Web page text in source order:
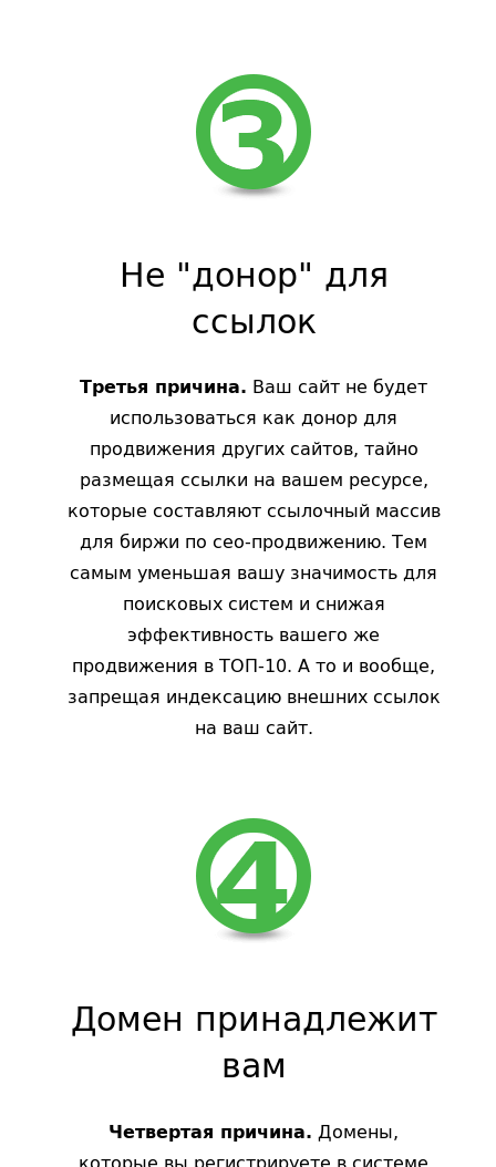
Не "донор" для
ссылок
Третья причина. Ваш сайт не будет
использоваться как донор для
продвижения других сайтов, тайно
размещая ссылки на вашем ресурсе,
которые составляют ссылочный массив
для биржи по сео-продвижению. Тем
самым уменьшая вашу значимость для
поисковых систем и снижая
эффективность вашего же
продвижения в ТОП-10. А то и вообще,
запрещая индексацию внешних ссылок
на ваш сайт.
Домен принадлежит
вам
Четвертая причина. Домены,